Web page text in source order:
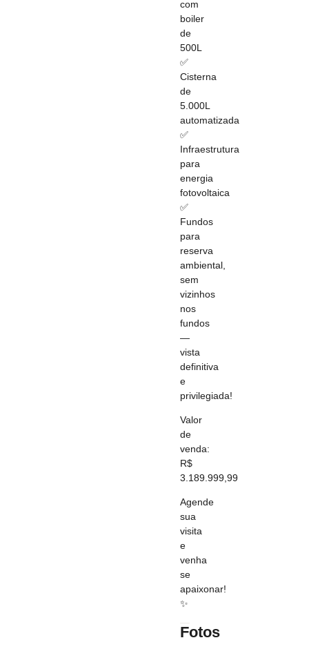
com
boiler
de
500L
✅
Cisterna
de
5.000L
automatizada
✅
Infraestrutura
para
energia
fotovoltaica
✅
Fundos
para
reserva
ambiental,
sem
vizinhos
nos
fundos
—
vista
definitiva
e
privilegiada!
Valor
de
venda:
R$
3.189.999,99
Agende
sua
visita
e
venha
se
apaixonar!
✨
Fotos